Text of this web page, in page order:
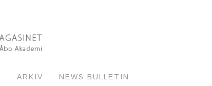
ARKIV NEWS BULLETIN